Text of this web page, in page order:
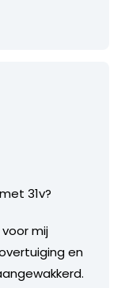
31v?
mij
en